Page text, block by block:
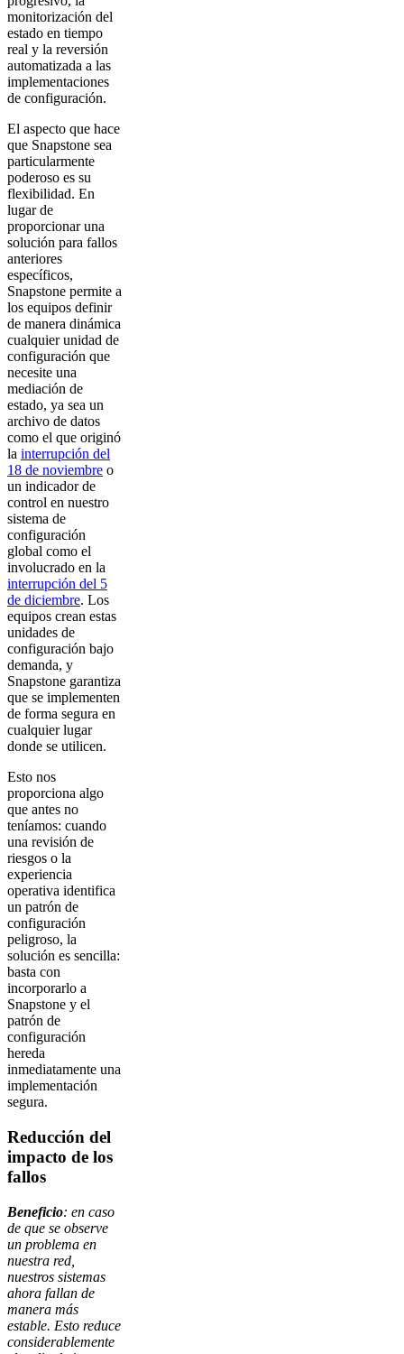
monitorización del
estado en tiempo
real y la reversión
automatizada a las
implementaciones
de configuración.
El aspecto que hace
que Snapstone sea
particularmente
poderoso es su
flexibilidad. En
lugar de
proporcionar una
solución para fallos
anteriores
específicos,
Snapstone permite a
los equipos definir
de manera dinámica
cualquier unidad de
configuración que
necesite una
mediación de
estado, ya sea un
archivo de datos
como el que originó
la interrupción del
18 de noviembre o
un indicador de
control en nuestro
sistema de
configuración
global como el
involucrado en la
interrupción del 5
de diciembre. Los
equipos crean estas
unidades de
configuración bajo
demanda, y
Snapstone garantiza
que se implementen
de forma segura en
cualquier lugar
donde se utilicen.
Esto nos
proporciona algo
que antes no
teníamos: cuando
una revisión de
riesgos o la
experiencia
operativa identifica
un patrón de
configuración
peligroso, la
solución es sencilla:
basta con
incorporarlo a
Snapstone y el
patrón de
configuración
hereda
inmediatamente una
implementación
segura.
Reducción del
impacto de los
fallos
Beneficio: en caso
de que se observe
un problema en
nuestra red,
nuestros sistemas
ahora fallan de
manera más
estable. Esto reduce
considerablemente